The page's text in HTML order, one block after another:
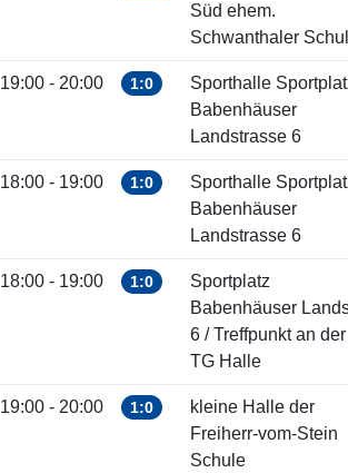
Süd ehem.
Schwanthaler
19:00 - 20:00 1:0
Sporthalle
Babenhäuser
Landstrasse 6
18:00 - 19:00 1:0
Sporthalle
Babenhäuser
Landstrasse 6
18:00 - 19:00 1:0
Sportplatz
Babenhäuser
6 / Treffpunkt an der
TG Halle
19:00 - 20:00 1:0
kleine Halle der
Freiherr-vom-Stein
Schule